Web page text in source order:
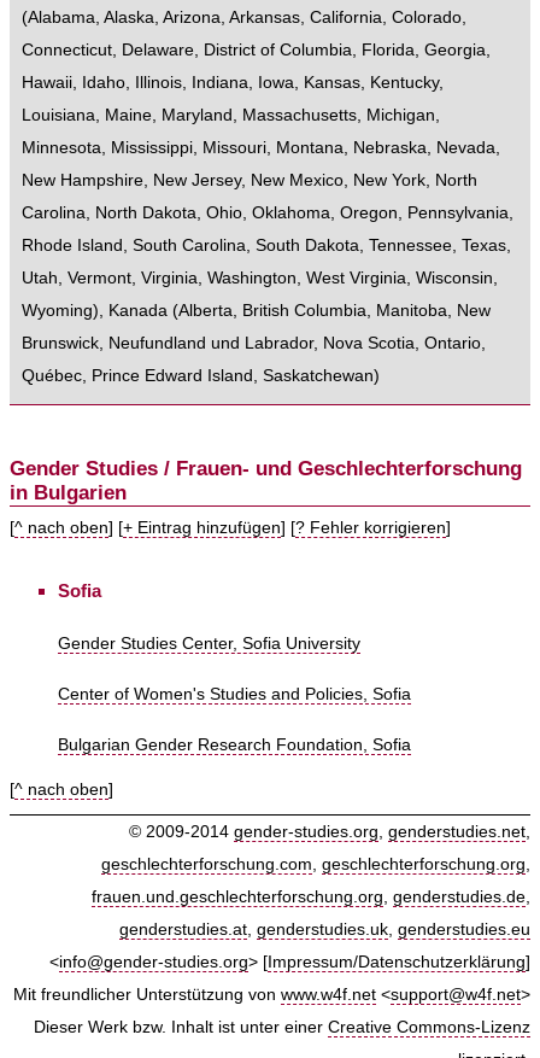
(Alabama, Alaska, Arizona, Arkansas, California, Colorado,
Connecticut, Delaware, District of Columbia, Florida, Georgia,
Hawaii, Idaho, Illinois, Indiana, Iowa, Kansas, Kentucky,
Louisiana, Maine, Maryland , Massachusetts, Michigan,
Minnesota, Mississippi, Missouri, Montana, Nebraska, Nevada,
New Hampshire, New Jersey, New Mexico, New York, North
Carolina, North Dakota, Ohio, Oklahoma, Oregon, Pennsylvania,
Rhode Island , South Carolina, South Dakota, Tennessee, Texas,
Utah, Vermont, Virginia, Washington, West Virginia, Wisconsin,
Wyoming), Kanada (Alberta, British Columbia, Manitoba, New
Brunswick, Neufundland und Labrador, Nova Scotia, Ontario,
Québec, Prince Edward Island , Saskatchewan)
Gender Studies / Frauen- und Geschlechterforschung
in Bulgarien
[^ nach oben] [+ Eintrag hinzufügen] [? Fehler korrigieren]
Sofia
Gender Studies Center, Sofia University
Center of Women's Studies and Policies, Sofia
Bulgarian Gender Research Foundation, Sofia
[^ nach oben]
© 2009-2014 gender-studies.org, genderstudies.net,
geschlechterforschung.com, geschlechterforschung.org,
frauen.und.geschlechterforschung.org, genderstudies.de,
genderstudies.at, genderstudies.uk, genderstudies.eu
<info@gender-studies.org> [ Impressum/Datenschutzerklärung]
Mit freundlicher Unterstützung von www.w4f.net <support@w4f.net>
Dieser Werk bzw. Inhalt ist unter einer Creative Commons-Lizenz